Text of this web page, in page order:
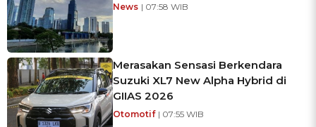
News | 07:58 WIB
Merasakan Sensasi Berkendara
Suzuki XL7 New Alpha Hybrid di
GIIAS 2026
Otomotif | 07:55 WIB